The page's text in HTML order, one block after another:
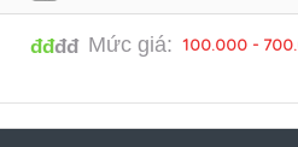
đđđđ Mức giá: 100.000 -